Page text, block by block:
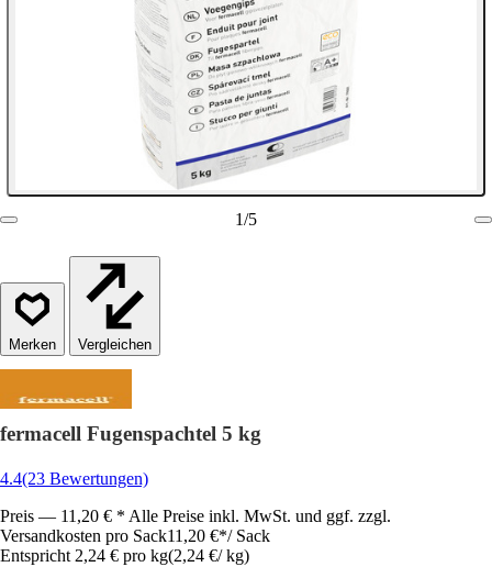
1/5
Vergleichen
fermacell Fugenspachtel 5 kg
4.4(23 Bewertungen)
Preis — 11,20 € * Alle Preise inkl. MwSt. und ggf. zzgl.
Versandkosten pro Sack11,20 €*/ Sack
Entspricht 2,24 € pro kg(2,24 €/ kg)